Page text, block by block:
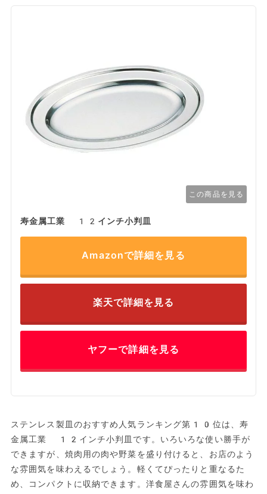
この商品を見る
寿金属工業 12インチ小判皿
Amazonで詳細を見る
楽天で詳細を見る
ヤフーで詳細を見る
ステンレス製皿のおすすめ人気ランキング第10位は、寿
金属工業 12インチ小判皿です。いろいろな使い勝手が
できますが、焼肉用の肉や野菜を盛り付けると、お店のよう
な雰囲気を味わえるでしょう。軽くてぴったりと重なるた
め、コンパクトに収納できます。洋食屋さんの雰囲気を味わ